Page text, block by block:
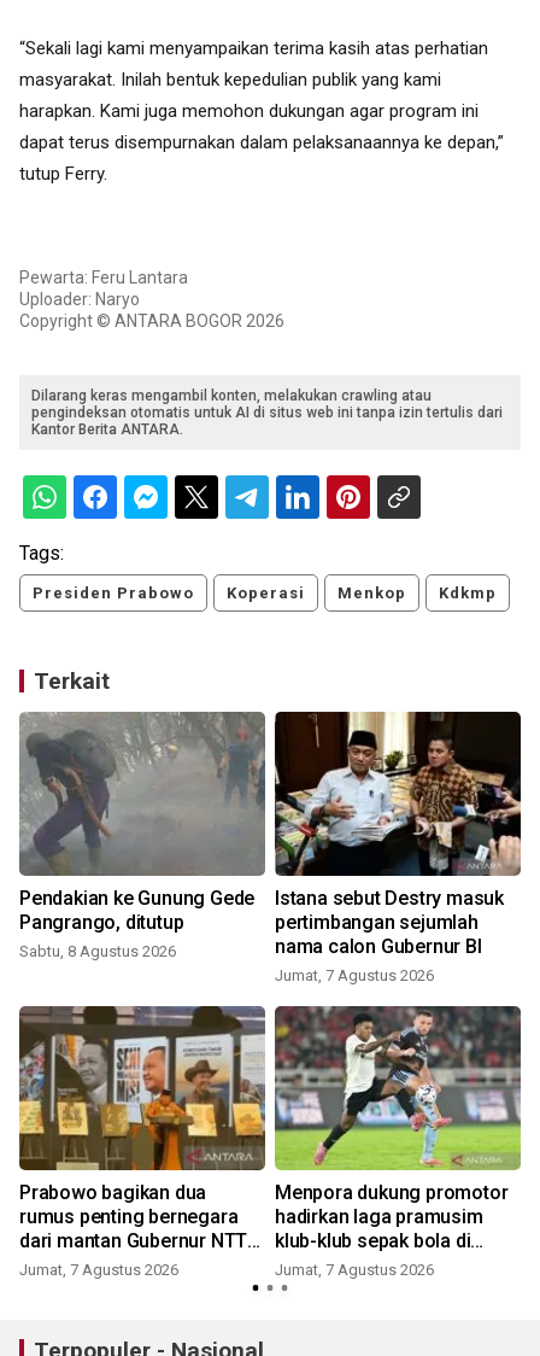
“Sekali lagi kami menyampaikan terima kasih atas perhatian
masyarakat. Inilah bentuk kepedulian publik yang kami
harapkan. Kami juga memohon dukungan agar program ini
dapat terus disempurnakan dalam pelaksanaannya ke depan,”
tutup Ferry.
Pewarta: Feru Lantara
Uploader: Naryo
Copyright © ANTARA BOGOR 2026
Dilarang keras mengambil konten, melakukan crawling atau
pengindeksan otomatis untuk AI di situs web ini tanpa izin tertulis dari
Kantor Berita ANTARA.
Tags:
Presiden Prabowo Koperasi Menkop Kdkmp
Terkait
Pendakian ke Gunung Gede
Pangrango, ditutup
Sabtu, 8 Agustus 2026
Istana sebut Destry masuk
pertimbangan sejumlah
nama calon Gubernur BI
Jumat, 7 Agustus 2026
Prabowo bagikan dua
rumus penting bernegara
dari mantan Gubernur NTT
Ben Mboi
Jumat, 7 Agustus 2026
Menpora dukung promotor
hadirkan laga pramusim
klub-klub sepak bola di
Indonesia
Jumat, 7 Agustus 2026
Terpopuler - Nasional